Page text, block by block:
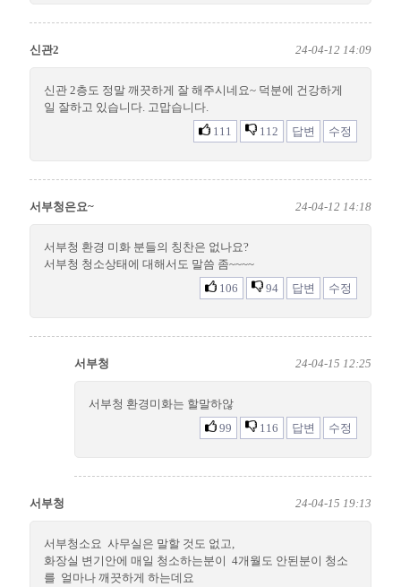
신관2 24-04-12 14:09
신관 2층도 정말 깨끗하게 잘 해주시네요~ 덕분에 건강하게
일 잘하고 있습니다. 고맙습니다.
111
112 답변 수정
서부청은요~ 24-04-12 14:18
서부청 환경 미화 분들의 칭찬은 없나요?
서부청 청소상태에 대해서도 말씀 좀~~~~
106
94 답변 수정
서부청 24-04-15 12:25
서부청 환경미화는 할말하않
99
116 답변 수정
서부청 24-04-15 19:13
서부청소요 사무실은 말할 것도 없고,
화장실 변기안에 매일 청소하는분이 4개월도 안된분이 청소
를 얼마나 깨끗하게 하는데요